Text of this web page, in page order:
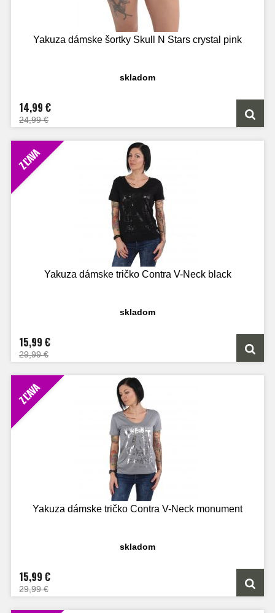
Yakuza dámske šortky Skull N Stars crystal pink
skladom
14,99 €
24,99 €
ZĽAVA
Yakuza dámske tričko Contra V-Neck black
skladom
15,99 €
29,99 €
ZĽAVA
Yakuza dámske tričko Contra V-Neck monument
skladom
15,99 €
29,99 €